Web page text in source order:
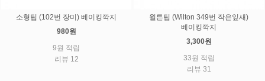
소형팁 (102번 장미) 베이킹깍지
980원
9원 적립
리뷰 12
윌튼팁 (Wilton 349번 작은잎새)
베이킹깍지
3,300원
33원 적립
리뷰 31